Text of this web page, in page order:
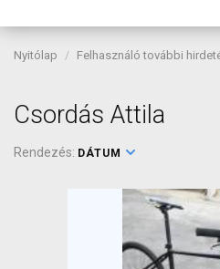
Nyitólap Felhasználó további
Csordás Attila
Rendezés: DÁTUM